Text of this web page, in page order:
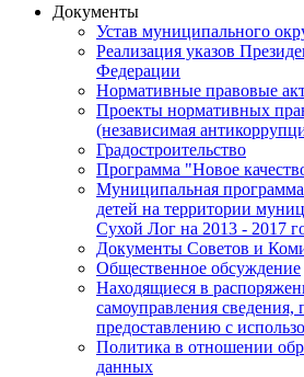
Документы
Устав муниципального
Реализация указов
Федерации
Нормативные правовые
Проекты нормативных
(независимая
Градостроительство
Программа "Новое
Муниципальная
детей на территории
Сухой Лог на 2013 - 2017
Документы Советов и
Общественное обсуждение
Находящиеся в
самоуправления
предоставлению с
Политика в отношении
данных